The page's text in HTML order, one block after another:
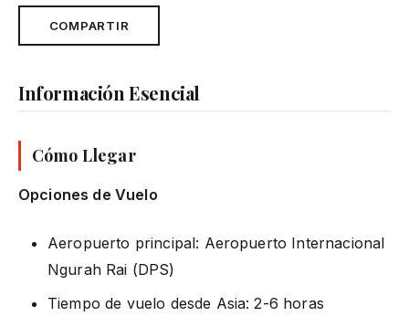
COMPARTIR
Información Esencial
Cómo Llegar
Opciones de Vuelo
Aeropuerto principal: Aeropuerto Internacional
Ngurah Rai (DPS)
Tiempo de vuelo desde Asia: 2-6 horas